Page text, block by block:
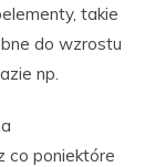
takie
do wzrostu
np.
co poniektóre